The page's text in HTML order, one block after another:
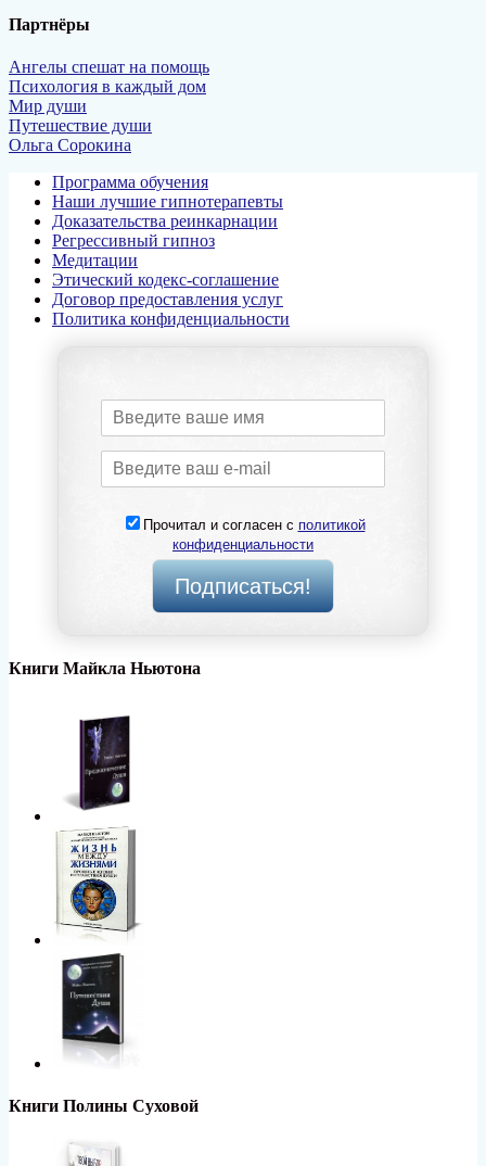
Партнёры
Ангелы спешат на помощь
Психология в каждый дом
Мир души
Путешествие души
Ольга Сорокина
Программа обучения
Наши лучшие гипнотерапевты
Доказательства реинкарнации
Регрессивный гипноз
Медитации
Этический кодекс-соглашение
Договор предоставления услуг
Политика конфиденциальности
Прочитал и согласен с политикой
конфиденциальности
Книги Майкла Ньютона
Книги Полины Суховой